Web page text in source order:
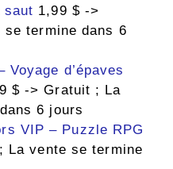
saut 1,99 $ ->
termine dans 6
Voyage d’épaves
$ -> Gratuit ; La
6 jours
VIP – Puzzle RPG
La vente se termine